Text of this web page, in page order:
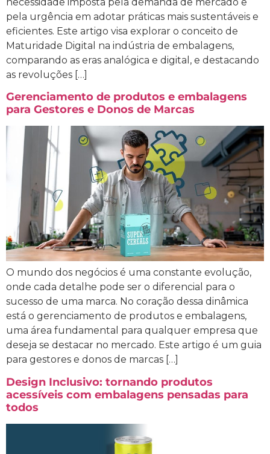
pela urgência em adotar práticas mais sustentáveis e
eficientes. Este artigo visa explorar o conceito de
Maturidade Digital na indústria de embalagens,
comparando as eras analógica e digital, e destacando
as revoluções […]
Gerenciamento de produtos e embalagens
para Gestores e Donos de Marcas
O mundo dos negócios é uma constante evolução,
onde cada detalhe pode ser o diferencial para o
sucesso de uma marca. No coração dessa dinâmica
está o gerenciamento de produtos e embalagens,
uma área fundamental para qualquer empresa que
deseja se destacar no mercado. Este artigo é um guia
para gestores e donos de marcas […]
Design Inclusivo: tornando produtos
acessíveis com embalagens pensadas para
todos